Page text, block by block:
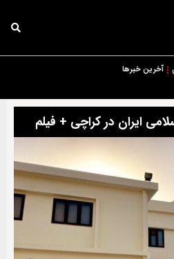
آخرین خبرها
ایران در کراچی + فیلم